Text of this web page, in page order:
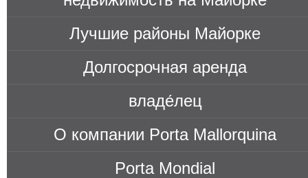
Лучшие районы Майорке
Долгосрочная аренда
владе́лец
О компании Porta Mallorquina
Porta Mondial